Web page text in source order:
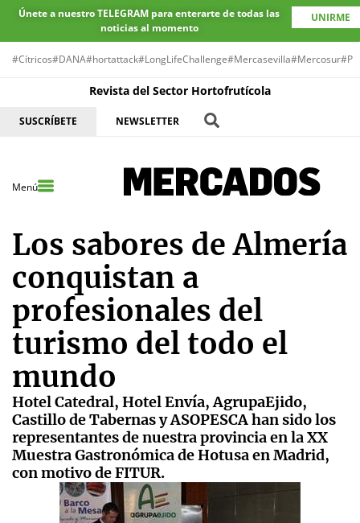
Únete a nuestro TELEGRAM para enterarte de todas las
noticias al momento
UNIRME
#Cítricos#DANA#hortattack#LongLifeChallenge#Mercasevilla#Mercosur
Revista del Sector Hortofrutícola
SUSCRÍBETE NEWSLETTER
Menú
Los sabores de Almería
conquistan a
profesionales del
turismo del todo el
mundo
Hotel Catedral, Hotel Envía, AgrupaEjido,
Castillo de Tabernas y ASOPESCA han sido los
representantes de nuestra provincia en la XX
Muestra Gastronómica de Hotusa en Madrid,
con motivo de FITUR.